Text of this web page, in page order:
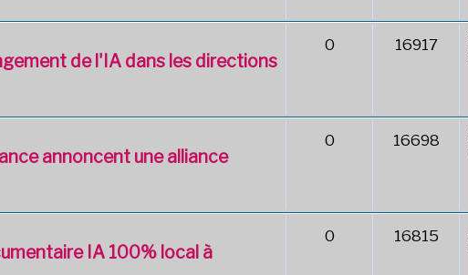
de l'IA dans les directions
0 16917
annoncent une alliance
0 16698
IA 100% local à
0 16815